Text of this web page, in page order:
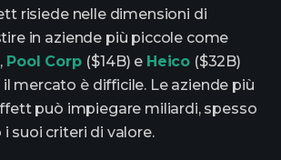
risiede nelle dimensioni di
in aziende più piccole come
Pool Corp ($14B) e Heico ($32B)
mercato è difficile. Le aziende più
può impiegare miliardi, spesso
suoi criteri di valore.